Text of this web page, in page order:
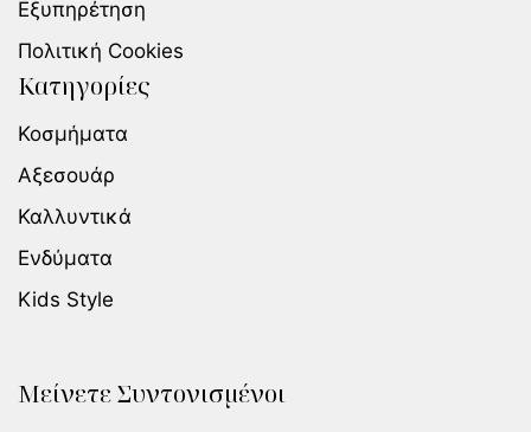
Εξυπηρέτηση
Πολιτική Cookies
Κατηγορίες
Κοσμήματα
Αξεσουάρ
Καλλυντικά
Ενδύματα
Kids Style
Μείνετε Συντονισμένοι